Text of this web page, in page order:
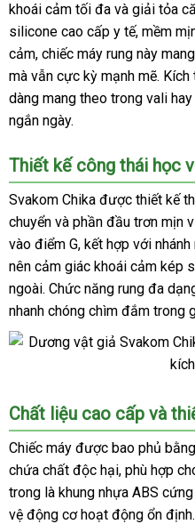
khoái cảm tối đa và giải tỏa
silicone cao cấp y tế, mềm
cảm, chiếc máy rung này
mà vẫn cực kỳ mạnh mẽ.
dàng mang theo trong vali
ngắn ngày.
Thiết kế công thái học
Svakom Chika được thiết kế
chuyển và phần đầu trơn mịn
vào điểm G, kết hợp với
nên cảm giác khoái cảm kép
ngoài. Chức năng rung đa
nhanh chóng chìm đắm trong
Dương
vật
giả
Svakom
Chika
rung
điểm
Chất liệu cao cấp và
Chiếc máy được bao phủ
chứa chất độc hại, phù hợp
trong là khung nhựa ABS
vệ động cơ hoạt động ổn